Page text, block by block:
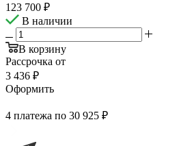
123 700 ₽
В наличии
В корзину
Рассрочка от
3 436 ₽
Оформить
4 платежа по 30 925 ₽